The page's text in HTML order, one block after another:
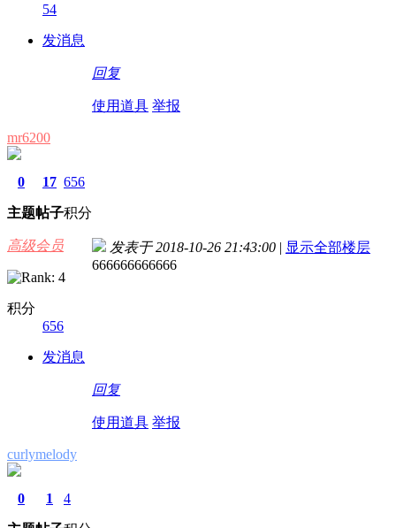
54
发消息
回复
使用道具 举报
mr6200
0
主题
17
帖子
656
积分
高级会员
积分
656
发消息
发表于 2018-10-26 21:43:00 | 显示全部楼层
666666666666
回复
使用道具 举报
curlymelody
0 1 4